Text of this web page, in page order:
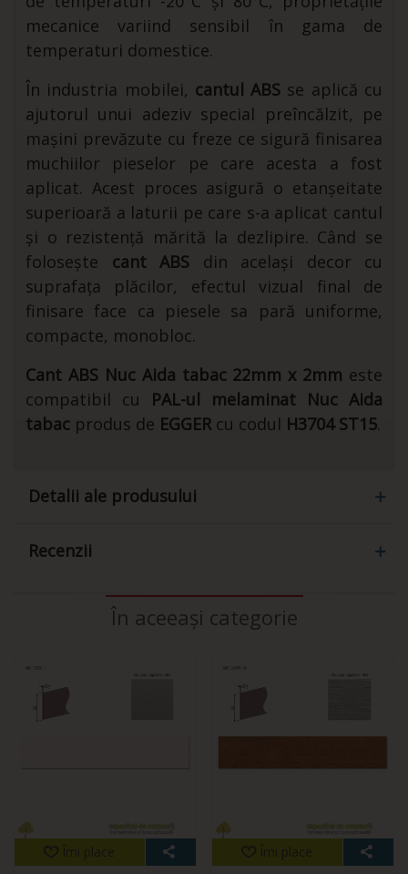
mecanice variind sensibil în gama de
temperaturi domestice.
În industria mobilei, cantul ABS se aplică cu
ajutorul unui adeziv special preîncălzit, pe
mașini prevăzute cu freze ce sigură finisarea
muchiilor pieselor pe care acesta a fost
aplicat. Acest proces asigură o etanșeitate
superioară a laturii pe care s-a aplicat cantul
și o rezistență mărită la dezlipire. Când se
folosește cant ABS din același decor cu
suprafața plăcilor, efectul vizual final de
finisare face ca piesele sa pară uniforme,
compacte, monobloc.
Cant ABS Nuc Aida tabac 22mm x 2mm este
compatibil cu PAL-ul melaminat Nuc Aida
tabac produs de EGGERcu codul H3704 ST15.
Detalii ale produsului
Recenzii
În aceeași categorie